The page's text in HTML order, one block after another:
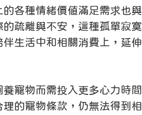
各種情緒價值滿足需求也與
疏離與不安，這種孤單寂寞
生活中和相關消費上，延伸
寵物而需投入更多心力時間
的寵物條款，仍無法得到相